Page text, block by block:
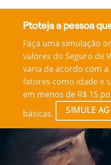
Ptoteja a pessoa
Faça uma simulação
valores do Seguro de
varia de acordo com
fatores como idade e
em menos de R$ 15
básicas.
SIMULE